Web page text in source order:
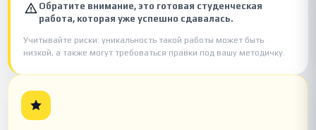
Обратите внимание, это готовая студенческая
работа, которая уже успешно сдавалась.
Учитывайте риски: уникальность такой работы может быть
низкой, а также могут требоваться правки под вашу методичку.